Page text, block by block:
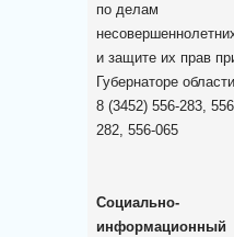
по делам
и защите их прав
Губернаторе области
8 (3452) 556-283,
282, 556-065
Социально-
информационный